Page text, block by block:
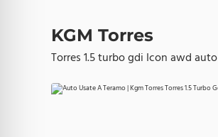
KGM Torres
Torres 1.5 turbo gdi Icon awd auto